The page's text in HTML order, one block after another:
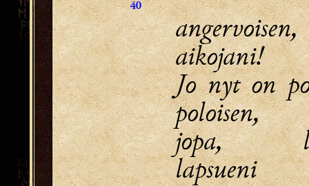
40
angervoisen,
aikojani!
Jo nyt on
poloisen,
jopa,
lapsueni